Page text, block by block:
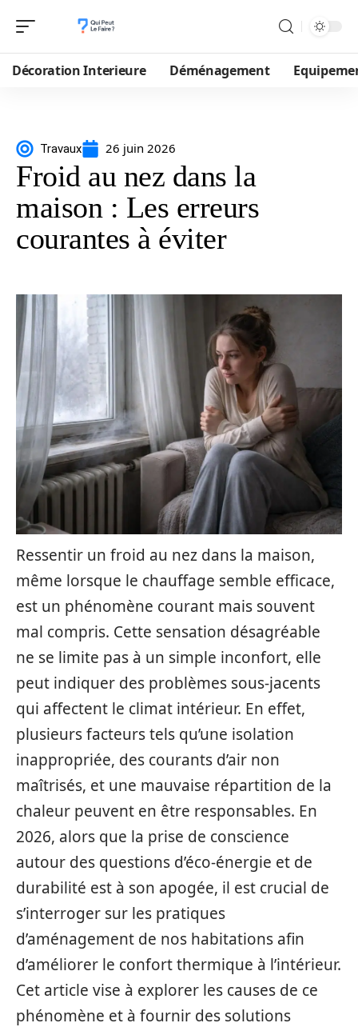
Décoration Interieure Déménagement
Travaux 26 juin 2026
Froid au nez dans la
maison : Les erreurs
courantes à éviter
Ressentir un froid au nez dans la maison,
même lorsque le chauffage semble efficace,
est un phénomène courant mais souvent
mal compris. Cette sensation désagréable
ne se limite pas à un simple inconfort, elle
peut indiquer des problèmes sous-jacents
qui affectent le climat intérieur. En effet,
plusieurs facteurs tels qu’une isolation
inappropriée, des courants d’air non
maîtrisés, et une mauvaise répartition de la
chaleur peuvent en être responsables. En
2026, alors que la prise de conscience
autour des questions d’éco-énergie et de
durabilité est à son apogée, il est crucial de
s’interroger sur les pratiques
d’aménagement de nos habitations afin
d’améliorer le confort thermique à l’intérieur.
Cet article vise à explorer les causes de ce
phénomène et à fournir des solutions